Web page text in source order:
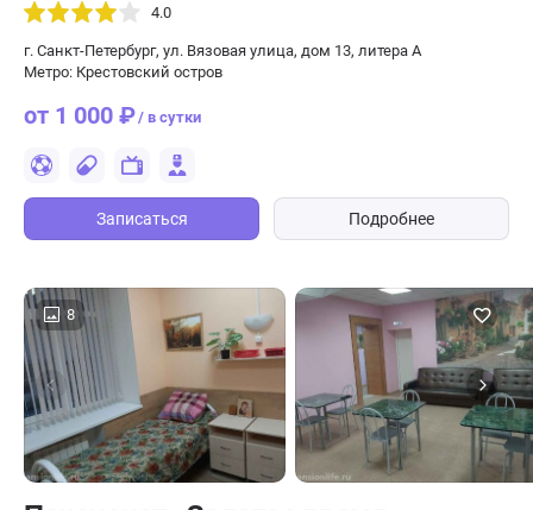
4.0
г. Санкт-Петербург, ул. Вязовая улица, дом 13, литера А
Метро: Крестовский остров
от 1 000 ₽/ в сутки
Записаться Подробнее
8